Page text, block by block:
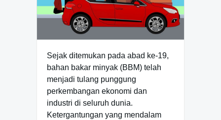
Sejak ditemukan pada abad ke-19,
bahan bakar minyak (BBM) telah
menjadi tulang punggung
perkembangan ekonomi dan
industri di seluruh dunia.
Ketergantungan yang mendalam